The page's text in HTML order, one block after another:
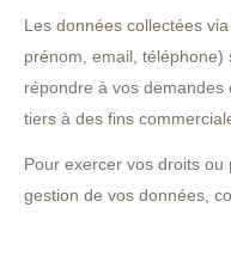
Les données collectées
prénom, email,
répondre à vos
tiers à des fins
Pour exercer vos droits
gestion de vos données,